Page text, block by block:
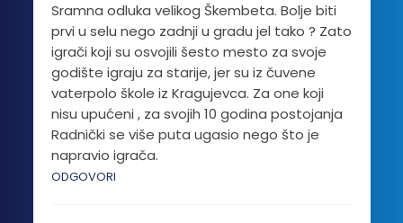
Sramna odluka velikog Škembeta. Bolje biti
prvi u selu nego zadnji u gradu jel tako ? Zato
igrači koji su osvojili šesto mesto za svoje
godište igraju za starije, jer su iz čuvene
vaterpolo škole iz Kragujevca. Za one koji
nisu upućeni , za svojih 10 godina postojanja
Radnički se više puta ugasio nego što je
napravio igrača.
ODGOVORI